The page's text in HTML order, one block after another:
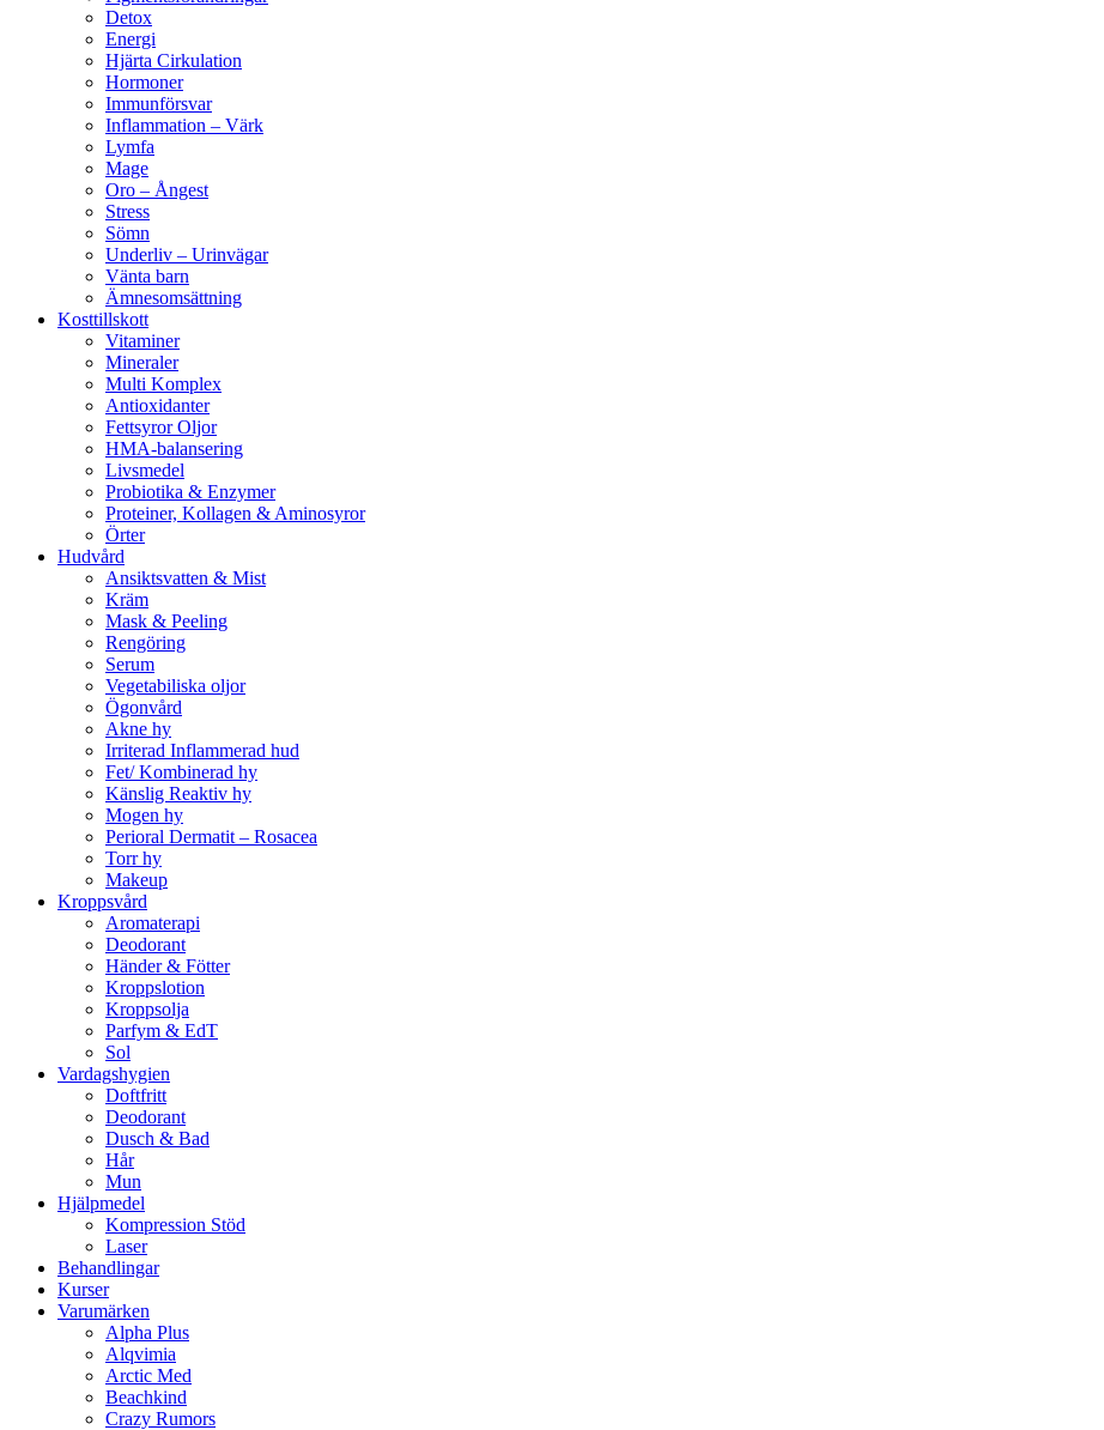
Detox
Energi
Hjärta Cirkulation
Hormoner
Immunförsvar
Inflammation – Värk
Lymfa
Mage
Oro – Ångest
Stress
Sömn
Underliv – Urinvägar
Vänta barn
Ämnesomsättning
Kosttillskott
Vitaminer
Mineraler
Multi Komplex
Antioxidanter
Fettsyror Oljor
HMA-balansering
Livsmedel
Probiotika & Enzymer
Proteiner, Kollagen & Aminosyror
Örter
Hudvård
Ansiktsvatten & Mist
Kräm
Mask & Peeling
Rengöring
Serum
Vegetabiliska oljor
Ögonvård
Akne hy
Irriterad Inflammerad hud
Fet/ Kombinerad hy
Känslig Reaktiv hy
Mogen hy
Perioral Dermatit – Rosacea
Torr hy
Makeup
Kroppsvård
Aromaterapi
Deodorant
Händer & Fötter
Kroppslotion
Kroppsolja
Parfym & EdT
Sol
Vardagshygien
Doftfritt
Deodorant
Dusch & Bad
Hår
Mun
Hjälpmedel
Kompression Stöd
Laser
Behandlingar
Kurser
Varumärken
Alpha Plus
Alqvimia
Arctic Med
Beachkind
Crazy Rumors